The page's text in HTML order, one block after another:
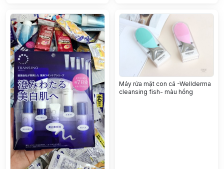
Máy rửa mặt con cá -Wellderma
cleansing fish- màu hồng